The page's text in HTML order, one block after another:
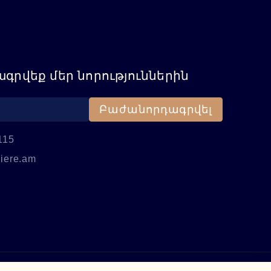
մեր նորություններին
Բաժանորդագրվել